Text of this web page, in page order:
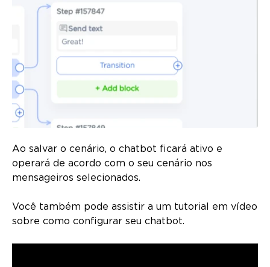
Ao salvar o cenário, o chatbot ficará ativo e
operará de acordo com o seu cenário nos
mensageiros selecionados.
Você também pode assistir a um tutorial em vídeo
sobre como configurar seu chatbot.